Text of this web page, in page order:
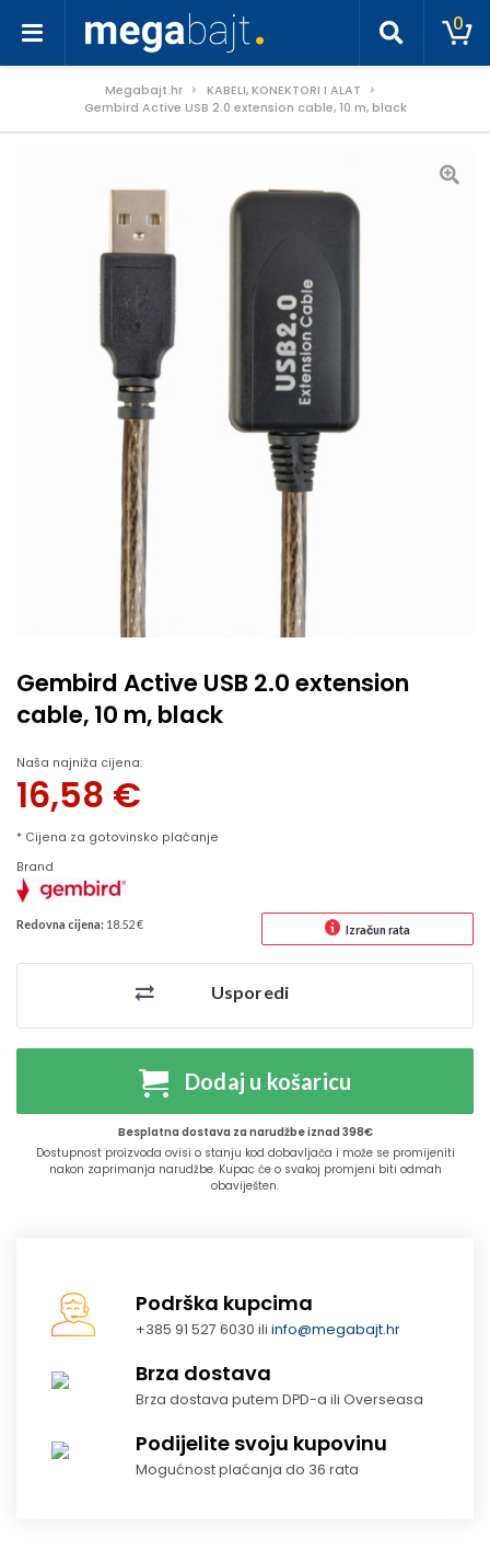
0
Megabajt.hr
KABELI, KONEKTORI I ALAT
Gembird Active USB 2.0 extension cable, 10 m, black
Gembird Active USB 2.0 extension
cable, 10 m, black
Naša najniža cijena:
16,58 €
* Cijena za gotovinsko plaćanje
Brand
Redovna cijena: 18.52 € Izračun rata
Usporedi
Dodaj u košaricu
Besplatna dostava za narudžbe iznad 398€
Dostupnost proizvoda ovisi o stanju kod dobavljača i može se promijeniti
nakon zaprimanja narudžbe. Kupac će o svakoj promjeni biti odmah
obaviješten.
Podrška kupcima
+385 91 527 6030 iliinfo@megabajt.hr
Brza dostava
Brza dostava putem DPD-a ili Overseasa
Podijelite svoju kupovinu
Mogućnost plaćanja do 36 rata